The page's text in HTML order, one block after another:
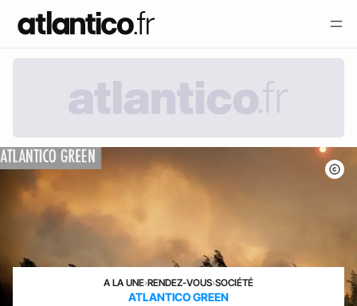
A LA UNE›RENDEZ-VOUS›SOCIÉTÉ
ATLANTICO GREEN